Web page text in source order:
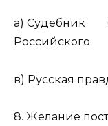
а) Судебник б)
Российского
в) Русская
8. Желание